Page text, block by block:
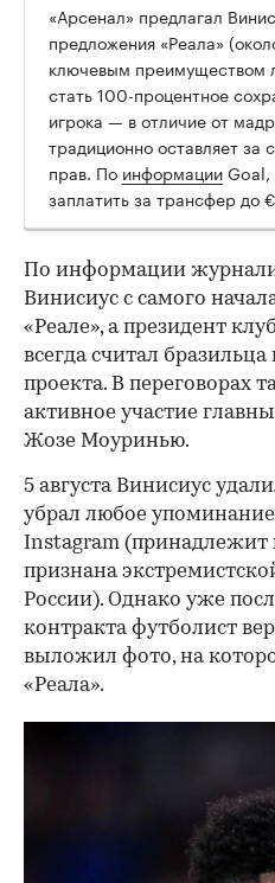
«Арсенал» предлагал
предложения «Реала»
ключевым преимуществом
стать 100-процентное
игрока — в отличие от
традиционно оставляет за
прав. По информацииGoal,
заплатить за трансфер до
По информации
Винисиус с самого
«Реале», а президент
всегда считал
проекта. В переговорах
активное участие
Жозе Моуринью.
5 августа Винисиус
убрал любое упоминание
Instagram (принадлежит
признана
России). Однако уже
контракта футболист
выложил фото, на
«Реала».